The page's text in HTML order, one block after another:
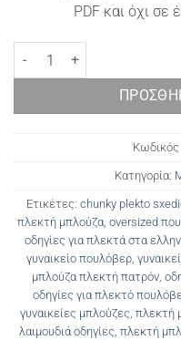
PDF και όχι σε
Chunky Πλεκτή μπλούζα
Κωδικός
Κατηγορία:
Ετικέτες: chunky plekto
πλεκτή μπλούζα oversized
οδηγίες για πλεκτά στα
γυναικείο πουλόβερ
μπλούζα πλεκτή πατρόν,
οδηγίες για πλεκτό
γυναικείες μπλούζες πλεκτή
λαιμουδιά οδηγίες, πλεκτή